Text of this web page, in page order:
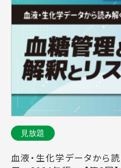
見放題
血液・生化学データから